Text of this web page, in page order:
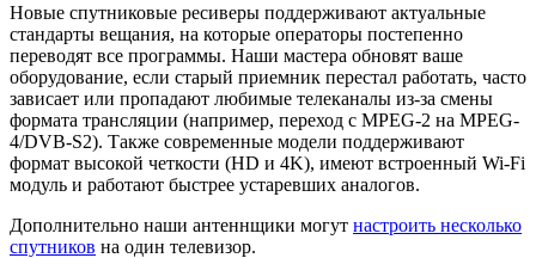
Новые спутниковые ресиверы поддерживают актуальные
стандарты вещания, на которые операторы постепенно
переводят все программы. Наши мастера обновят ваше
оборудование, если старый приемник перестал работать, часто
зависает или пропадают любимые телеканалы из-за смены
формата трансляции (например, переход с MPEG-2 на MPEG-
4/DVB-S2). Также современные модели поддерживают
формат высокой четкости (HD и 4K), имеют встроенный Wi-Fi
модуль и работают быстрее устаревших аналогов.
Дополнительно наши антеннщики могут настроить несколько
спутников на один телевизор.